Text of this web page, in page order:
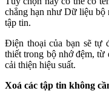
chẳng hạn như Dữ liệu
tập tin.
Điện thoại của bạn sẽ tự
thiết trong bộ nhớ đệm,
cải thiện hiệu suất.
Xoá các tập tin không